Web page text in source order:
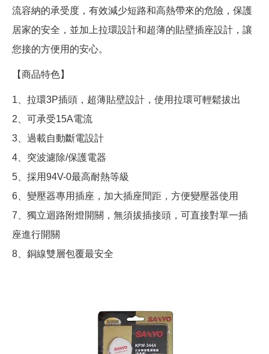
流容納的承受度，有效減少短路和高熱帶來的危險，保護
居家的安全，並加上拉環設計和超薄的貼壁插座設計，讓
您接的方便用的安心。
【商品特色】
1、拉環3P插頭，超薄貼壁設計，使用拉環可輕鬆拔出
2、可承受15A電流
3、過載自動斷電設計
4、突波濾除/保護電器
5、採用94V-0最高耐熱等級
6、變壓器專用插座，加大插座間距，方便變壓器使用
7、獨立迴路附燈開關，無須拔插接頭，可直接對單一插
座進行開關
8、銅線雙層包覆最安全